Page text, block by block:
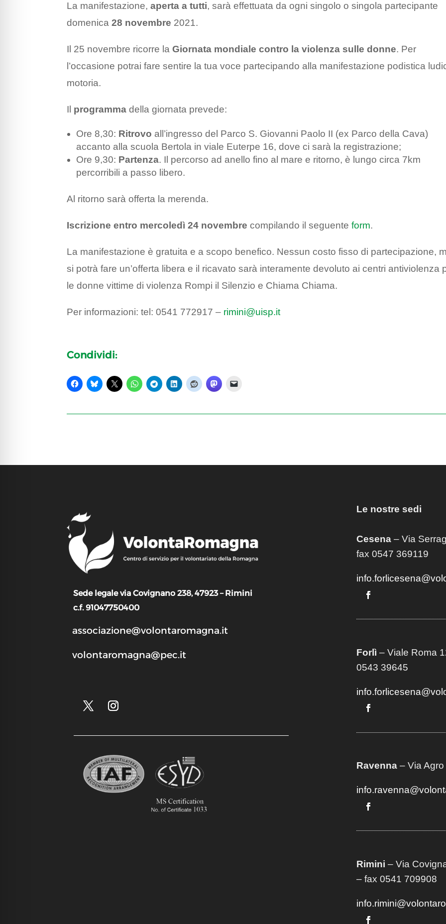
La manifestazione,aperta a tutti, sarà effettuata da ogni singolo o singola partecipante
domenica28 novembre 2021.
Il 25 novembre ricorre laGiornata mondiale contro la violenza sulle donne. Per
l’occasione potrai fare sentire la tua voce partecipando alla manifestazione podistica
motoria.
Il programma della giornata prevede:
Ore 8,30: Ritrovo all’ingresso del Parco S. Giovanni Paolo II (ex Parco della Cava)
accanto alla scuola Bertola in viale Euterpe 16, dove ci sarà la registrazione;
Ore 9,30: Partenza. Il percorso ad anello fino al mare e ritorno, è lungo circa 7km
percorribili a passo libero.
Al ritorno sarà offerta la merenda.
Iscrizione entro mercoledì 24 novembre compilando il seguenteform.
La manifestazione è gratuita e a scopo benefico. Nessun costo fisso di partecipazione,
si potrà fare un’offerta libera e il ricavato sarà interamente devoluto ai centri antiviolenza
le donne vittime di violenza Rompi il Silenzio e Chiama Chiama.
Per informazioni: tel: 0541 772917 – rimini@uisp.it
Condividi:
Sede legale via Covignano 238, 47923 – Rimini
c.f. 91047750400
associazione@volontaromagna.it
volontaromagna@pec.it
Le nostre sedi
Cesena– Via
fax 0547 369119
Forlì – Viale Roma
0543 39645
Ravenna– Via Agro
Rimini – Via
– fax 0541 709908